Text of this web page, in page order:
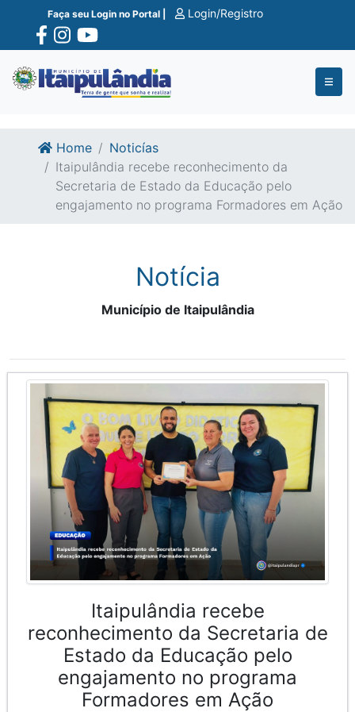
Ir para o conte�do
Ir para o fim do conte�do
Faça seu Login no Portal | Login/Registro
Home
Noticías
Itaipulândia recebe reconhecimento da
Secretaria de Estado da Educação pelo
engajamento no programa Formadores em Ação
Notícia
Município de Itaipulândia
Itaipulândia recebe
reconhecimento da Secretaria de
Estado da Educação pelo
engajamento no programa
Formadores em Ação